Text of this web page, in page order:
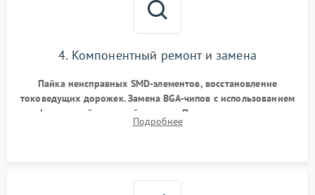
4. Компонентный ремонт и замена
Пайка неисправных SMD-элементов, восстановление
токоведущих дорожек. Замена BGA-чипов с использованием
инфракрасной паяльной станции. Прошивка микросхемы
BIOS или замена поврежденных портов USB
Подробнее